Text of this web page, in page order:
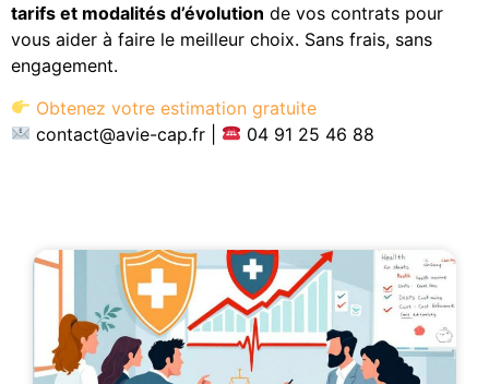
tarifs et modalités d’évolution de vos contrats pour
vous aider à faire le meilleur choix. Sans frais, sans
engagement.
Obtenez votre estimation gratuite
contact@avie-cap.fr |
04 91 25 46 88